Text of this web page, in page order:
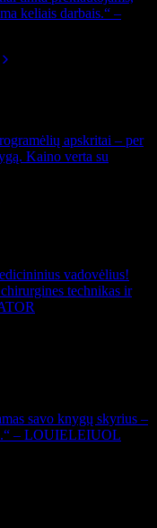
keliais darbais.“ –
apskritai – per
Kaino verta su
vadovėlius!
technikas ir
savo knygų skyrius –
– LOUIELEIUOL